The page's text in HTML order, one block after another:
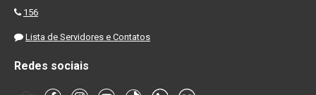
156
Lista de Servidores e Contatos
Redes sociais